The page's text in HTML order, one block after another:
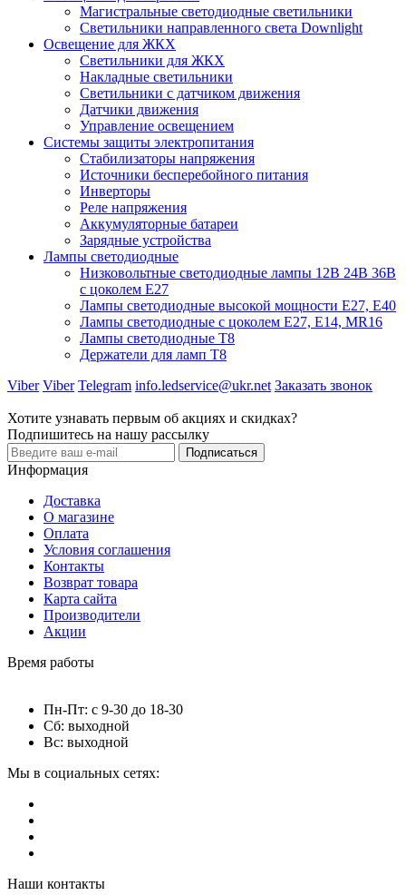
Магистральные светодиодные светильники
Светильники направленного света Downlight
Освещение для ЖКХ
Светильники для ЖКХ
Накладные светильники
Светильники с датчиком движения
Датчики движения
Управление освещением
Системы защиты электропитания
Стабилизаторы напряжения
Источники бесперебойного питания
Инверторы
Реле напряжения
Аккумуляторные батареи
Зарядные устройства
Лампы светодиодные
Низковольтные светодиодные лампы 12В 24В 36В
с цоколем Е27
Лампы светодиодные высокой мощности Е27, Е40
Лампы светодиодные с цоколем Е27, Е14, MR16
Лампы светодиодные Т8
Держатели для ламп T8
Viber Viber Telegram info.ledservice@ukr.net Заказать звонок
Хотите узнавать первым об акциях и скидках?
Подпишитесь на нашу рассылку
Подписаться
Информация
Доставка
О магазине
Оплата
Условия соглашения
Контакты
Возврат товара
Карта сайта
Производители
Акции
Время работы
Пн-Пт: с 9-30 до 18-30
Сб: выходной
Вс: выходной
Мы в социальных сетях:
Наши контакты